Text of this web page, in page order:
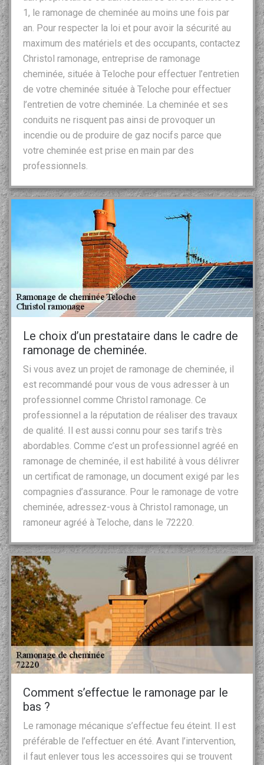
1, le ramonage de cheminée au moins une fois par
an. Pour respecter la loi et pour avoir la sécurité au
maximum des matériels et des occupants, contactez
Christol ramonage, entreprise de ramonage
cheminée, située à Teloche pour effectuer l’entretien
de votre cheminée située à Teloche pour effectuer
l’entretien de votre cheminée. La cheminée et ses
conduits ne risquent pas ainsi de provoquer un
incendie ou de produire de gaz nocifs parce que
votre cheminée est prise en main par des
professionnels.
Le choix d’un prestataire dans le cadre de
ramonage de cheminée.
Si vous avez un projet de ramonage de cheminée, il
est recommandé pour vous de vous adresser à un
professionnel comme Christol ramonage. Ce
professionnel a la réputation de réaliser des travaux
de qualité. Il est aussi connu pour ses tarifs très
abordables. Comme c’est un professionnel agréé en
ramonage de cheminée, il est habilité à vous délivrer
un certificat de ramonage, un document exigé par les
compagnies d’assurance. Pour le ramonage de votre
cheminée, adressez-vous à Christol ramonage, un
ramoneur agréé à Teloche, dans le 72220.
Comment s’effectue le ramonage par le
bas ?
Le ramonage mécanique s’effectue feu éteint. Il est
préférable de l’effectuer en été. Avant l’intervention,
il faut enlever tous les accessoires qui se trouvent